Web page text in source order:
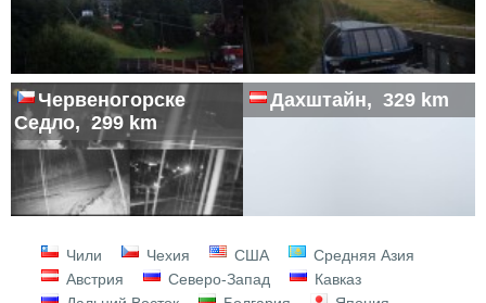
Червеногорске
Седло, 299 km
Дахштайн, 329 km
Чили Чехия США
Средняя Азия
Австрия
Северо-Запад
Кавказ